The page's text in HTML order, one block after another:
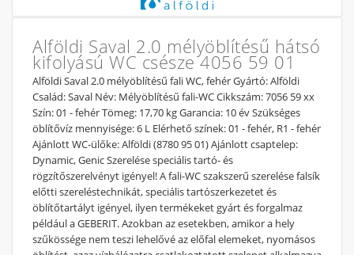
Alföldi Saval 2.0 mélyöblítésű hátsó
kifolyású WC csésze 4056 59 01
Alföldi Saval 2.0 mélyöblítésű fali WC, fehér Gyártó: Alföldi
Család: Saval Név: Mélyöblítésű fali-WC Cikkszám: 7056 59 xx
Szín: 01 - fehér Tömeg: 17,70 kg Garancia: 10 év Szükséges
öblítővíz mennyisége: 6 L Elérhető színek: 01 - fehér, R1 - fehér
Ajánlott WC-ülőke: Alföldi (8780 95 01) Ajánlott csaptelep:
Dynamic, Genic Szerelése speciális tartó- és
rögzítőszerelvényt igényel! A fali-WC szakszerű szerelése falsík
előtti szereléstechnikát, speciális tartószerkezetet és
öblítőtartályt igényel, ilyen termékeket gyárt és forgalmaz
például a GEBERIT. Azokban az esetekben, amikor a hely
szűkössége nem teszi lehelővé az előfal elemeket, nyomásos